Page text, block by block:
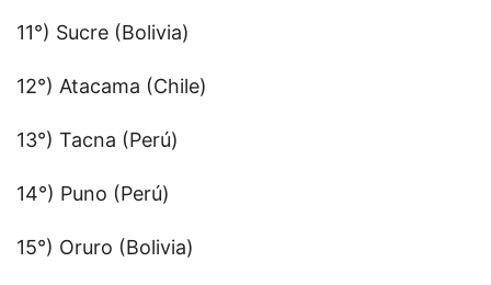
11°) Sucre (Bolivia)
12°) Atacama (Chile)
13°) Tacna (Perú)
14°) Puno (Perú)
15°) Oruro (Bolivia)